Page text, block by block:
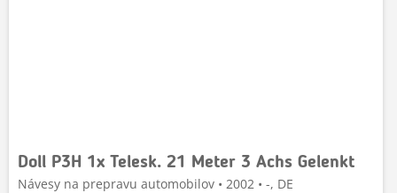
Doll P3H 1x Telesk. 21 Meter 3 Achs Gelenkt
Návesy na prepravu automobilov • 2002 • -, DE